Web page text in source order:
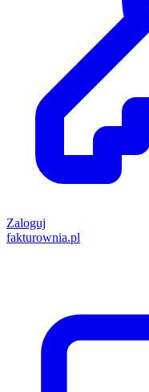
Zaloguj
fakturownia.pl